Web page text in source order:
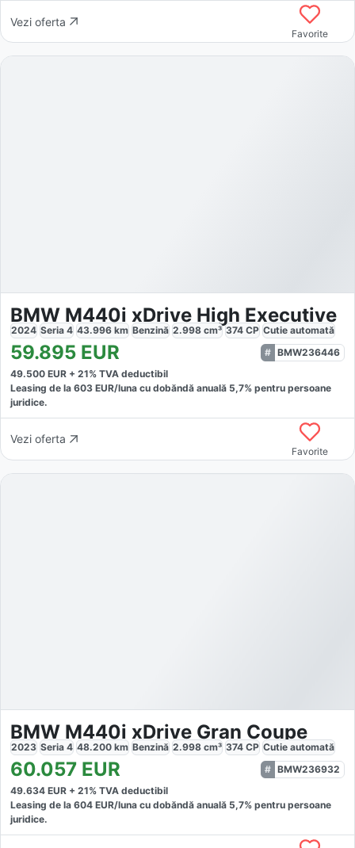
Vezi oferta
Favorite
BMW M440i xDrive High Executive
2024 Seria 4 43.996 km Benzină 2.998 cm³ 374 CP Cutie automată
59.895 EUR
BMW236446
49.500 EUR + 21% TVA deductibil
Leasing de la 603 EUR/luna cu dobăndă anuală 5,7% pentru persoane
juridice.
Vezi oferta
Favorite
BMW M440i xDrive Gran Coupe
2023 Seria 4 48.200 km Benzină 2.998 cm³ 374 CP Cutie automată
60.057 EUR
BMW236932
49.634 EUR + 21% TVA deductibil
Leasing de la 604 EUR/luna cu dobăndă anuală 5,7% pentru persoane
juridice.